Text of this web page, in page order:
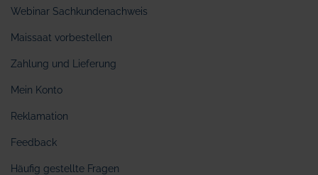
Webinar Sachkundenachweis
Maissaat vorbestellen
Zahlung und Lieferung
Mein Konto
Reklamation
Feedback
Häufig gestellte Fragen